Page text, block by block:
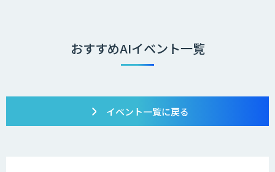
おすすめAIイベント一覧
イベント一覧に戻る